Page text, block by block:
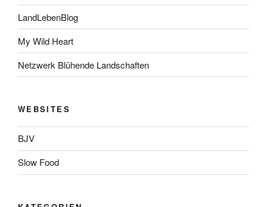
LandLebenBlog
My Wild Heart
Netzwerk Blühende Landschaften
WEBSITES
BJV
Slow Food